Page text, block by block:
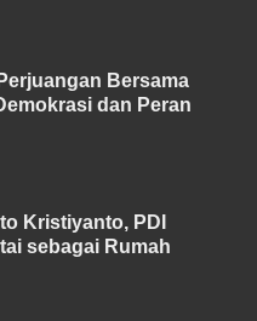
Bersama
dan Peran
Kristiyanto, PDI
sebagai Rumah